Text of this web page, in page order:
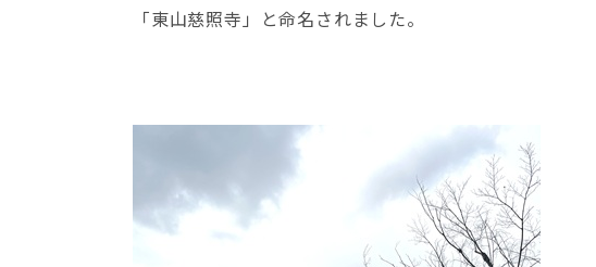
「東山慈照寺」と命名されました。